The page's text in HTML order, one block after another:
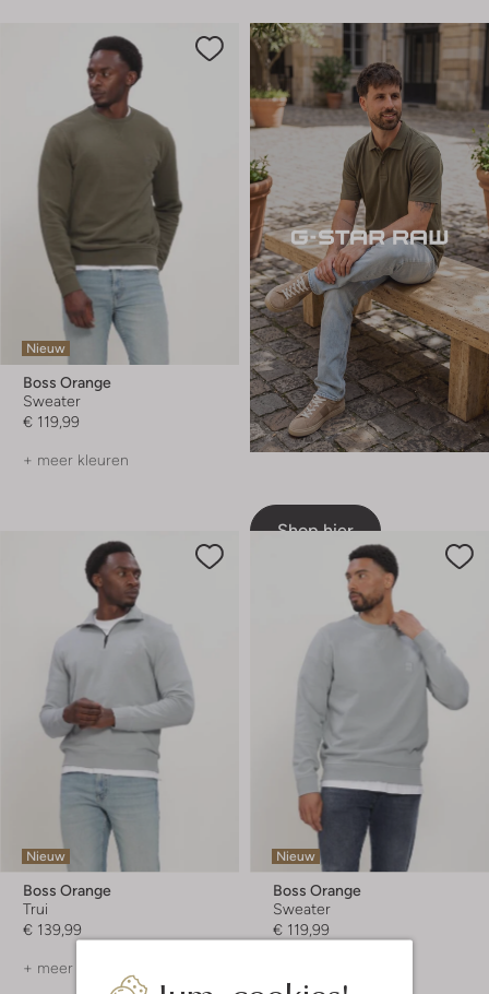
Nieuw
Boss Orange
Sweater
€ 119,99
+ meer kleuren
Shop hier
Nieuw
Boss Orange
Trui
€ 139,99
+ meer kleuren
Nieuw
Boss Orange
Sweater
€ 119,99